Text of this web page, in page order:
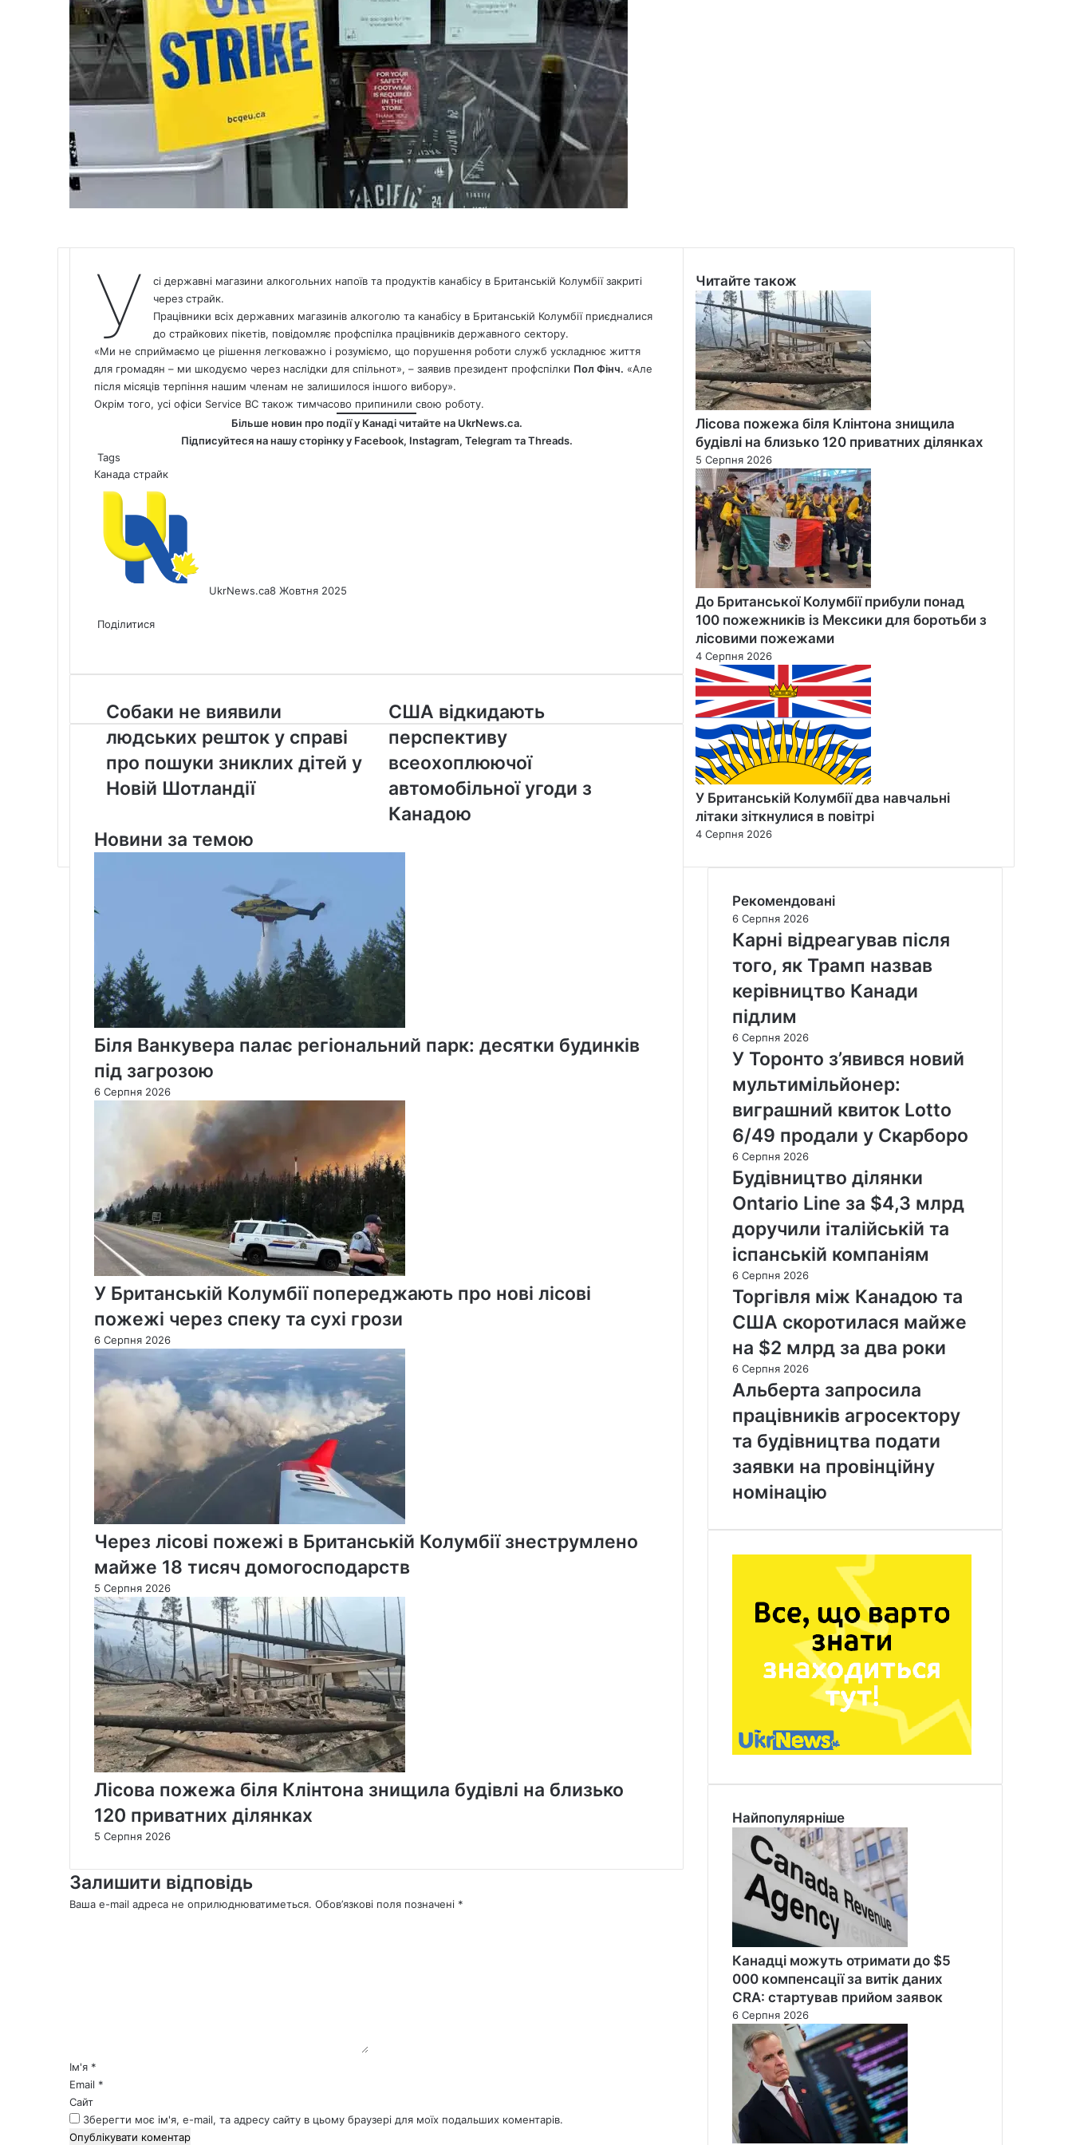
У
сі державні магазини алкогольних напоїв та продуктів канабісу в Британській Колумбії закриті
через страйк.
Працівники всіх державних магазинів алкоголю та канабісу в Британській Колумбії приєдналися
до страйкових пікетів, повідомляє профспілка працівників державного сектору.
«Ми не сприймаємо це рішення легковажно і розуміємо, що порушення роботи служб ускладнює життя
для громадян – ми шкодуємо через наслідки для спільнот», – заявив президент профспілки Пол Фінч. «Але
після місяців терпіння нашим членам не залишилося іншого вибору».
Окрім того, усі офіси Service BC також тимчасово припинили свою роботу.
Більше новин про події у Канаді читайте на UkrNews.ca.
Підписуйтеся на нашу сторінку у Facebook, Instagram, Telegram таThreads.
Tags
Канада страйк
UkrNews.ca8 Жовтня 2025
via
Поділитися
Email
Собаки
не
виявили
людських
решток
у
пошуки
Собаки не виявили
людських решток у справі
про пошуки зниклих дітей у
Новій Шотландії
США
відкидають
перспективу
всеохоплюючої
автомобільної
угоди
з
Канадою
США відкидають
перспективу
всеохоплюючої
автомобільної угоди з
Канадою
Новини за темою
Біля Ванкувера палає регіональний парк: десятки будинків
під загрозою
6 Серпня 2026
У Британській Колумбії попереджають про нові лісові
пожежі через спеку та сухі грози
6 Серпня 2026
Через лісові пожежі в Британській Колумбії знеструмлено
майже 18 тисяч домогосподарств
5 Серпня 2026
Лісова пожежа біля Клінтона знищила будівлі на близько
120 приватних ділянках
5 Серпня 2026
Залишити відповідь
Ваша e-mail адреса не оприлюднюватиметься. Обов’язкові поля позначені *
*Ім'я *
Email *
Сайт
Зберегти моє ім'я, e-mail, та адресу сайту в цьому браузері для моїх подальших коментарів.
Читайте також
Close
Лісова пожежа біля Клінтона знищила
будівлі на близько 120 приватних ділянках
5 Серпня 2026
До Британської Колумбії прибули понад
100 пожежників із Мексики для боротьби з
лісовими пожежами
4 Серпня 2026
У Британській Колумбії два навчальні
літаки зіткнулися в повітрі
4 Серпня 2026
Рекомендовані
6 Серпня 2026
Карні відреагував після
того, як Трамп назвав
керівництво Канади
підлим
6 Серпня 2026
У Торонто з’явився новий
мультимільйонер:
виграшний квиток Lotto
6/49 продали у Скарборо
6 Серпня 2026
Будівництво ділянки
Ontario Line за $4,3 млрд
доручили італійській та
іспанській компаніям
6 Серпня 2026
Торгівля між Канадою та
США скоротилася майже
на $2 млрд за два роки
6 Серпня 2026
Альберта запросила
працівників агросектору
та будівництва подати
заявки на провінційну
номінацію
Найпопулярніше
Канадці можуть отримати до $5
000 компенсації за витік даних
CRA: стартував прийом заявок
6 Серпня 2026